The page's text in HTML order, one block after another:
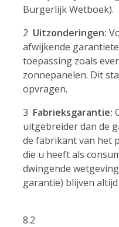
Burgerlijk Wetboek).
2 Uitzonderingen:
afwijkende
toepassing zoals
zonnepanelen. Dit
opvragen.
3 Fabrieksgarantie:
uitgebreider dan de
de fabrikant van het
die u heeft als
dwingende
garantie) blijven
8.2